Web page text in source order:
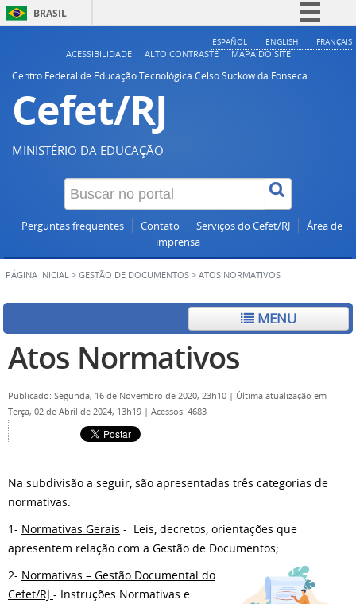
BRASIL
Simplifique!
ESPAÑOL ENGLISH FRANÇAIS
ACESSIBILIDADE ALTO CONTRASTE
MAPA DO SITE
Centro Federal de Educação Tecnológica Celso Suckow da Fonseca
Cefet/RJ
MINISTÉRIO DA EDUCAÇÃO
Perguntas frequentes Contato Serviços do Cefet/RJ
Área de
imprensa
PÁGINA INICIAL > GESTÃO DE DOCUMENTOS > ATOS NORMATIVOS
MENU
Atos Normativos
Publicado: Segunda, 16 de Novembro de 2020, 23h10 | Última atualização em
Terça, 02 de Abril de 2024, 13h19 | Acessos: 4683
Na subdivisão a seguir, são apresentadas três categorias de
normativas.
1- Normativas Gerais - Leis, decretos, orientações que
apresentem relação com a Gestão de Documentos;
2- Normativas – Gestão Documental do
Cefet/RJ - Instruções Normativas e